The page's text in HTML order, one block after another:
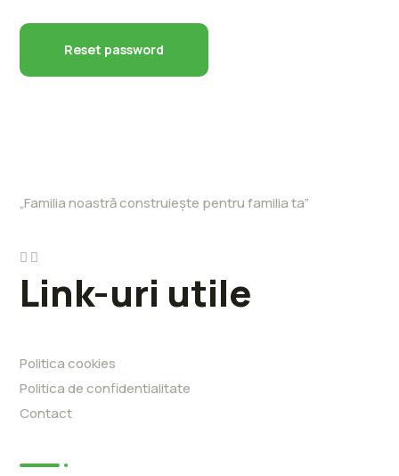
Reset password
„Familia noastră construiește pentru familia ta”
Link-uri utile
Politica cookies
Politica de confidentialitate
Contact